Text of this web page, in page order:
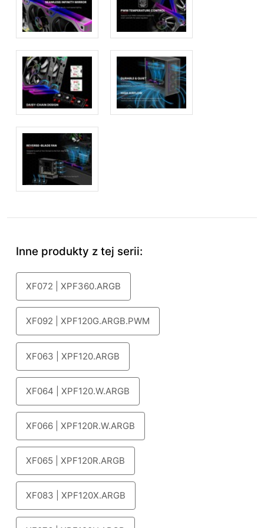
Inne produkty z tej serii:
XF072 | XPF360.ARGB
XF092 | XPF120G.ARGB.PWM
XF063 | XPF120.ARGB
XF064 | XPF120.W.ARGB
XF066 | XPF120R.W.ARGB
XF065 | XPF120R.ARGB
XF083 | XPF120X.ARGB